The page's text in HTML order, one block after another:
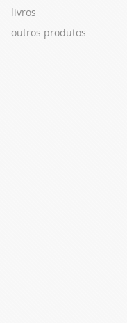
livros
outros produtos